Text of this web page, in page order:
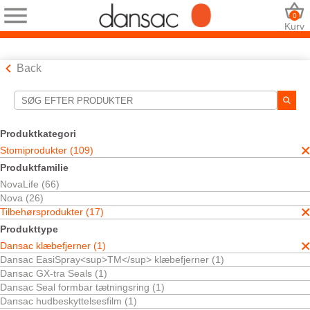
Kurv
0
Back
Produktkategori
Stomiprodukter (109)
Produktfamilie
NovaLife (66)
Nova (26)
Tilbehørsprodukter (17)
Produkttype
Dansac klæbefjerner (1)
Dansac EasiSpray<sup>TM</sup> klæbefjerner (1)
Dansac GX-tra Seals (1)
Dansac Seal formbar tætningsring (1)
Dansac hudbeskyttelsesfilm (1)
Søgeværktøjer
Dine valg:
Stomiprodukter
Tilbehørsprodukter
Dansac klæbefjerner
Dit valg matchede1resultater
Sortér efter: